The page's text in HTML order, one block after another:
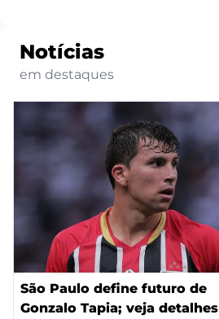
Notícias
em destaques
São Paulo define futuro de
Gonzalo Tapia; veja detalhes